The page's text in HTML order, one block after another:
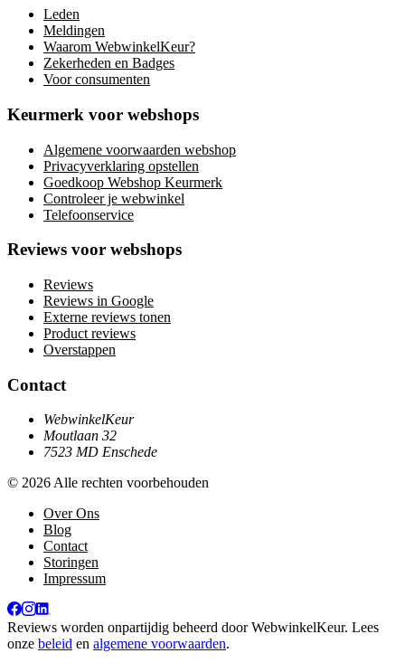
Leden
Meldingen
Waarom WebwinkelKeur?
Zekerheden en Badges
Voor consumenten
Keurmerk voor webshops
Algemene voorwaarden webshop
Privacyverklaring opstellen
Goedkoop Webshop Keurmerk
Controleer je webwinkel
Telefoonservice
Reviews voor webshops
Reviews
Reviews in Google
Externe reviews tonen
Product reviews
Overstappen
Contact
WebwinkelKeur
Moutlaan 32
7523 MD Enschede
© 2026 Alle rechten voorbehouden
Over Ons
Blog
Contact
Storingen
Impressum
Reviews worden onpartijdig beheerd doorWebwinkelKeur. Lees
onze beleid en algemene voorwaarden.